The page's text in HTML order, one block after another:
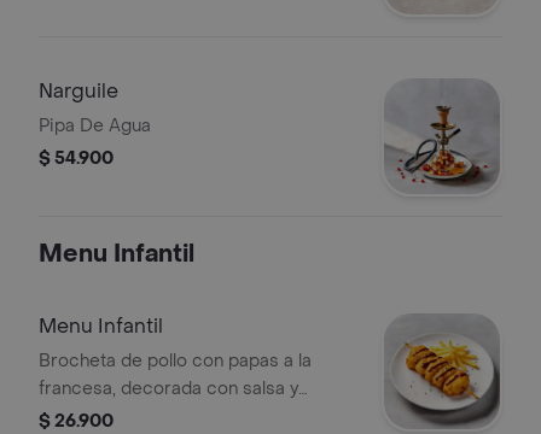
Narguile
Pipa De Agua
$ 54.900
Menu Infantil
Menu Infantil
Brocheta de pollo con papas a la
francesa, decorada con salsa y
cebollín.
$ 26.900